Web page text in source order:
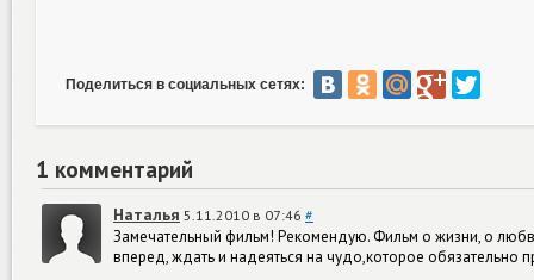
Поделиться в социальных сетях:
1 комментарий
Наталья 5.11.2010 в 07:46 #
Замечательный фильм! Рекомендую. Фильм о жизни, о
вперед, ждать и надеяться на чудо,которое обязательно